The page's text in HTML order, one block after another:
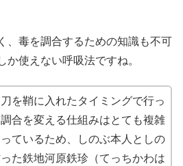
、毒を調合するための知識も不可
か使えない呼吸法ですね。
を鞘に入れたタイミングで行っ
合を変える仕組みはとても複雑
ているため、しのぶ本人としの
た鉄地河原鉄珍（てっちかわは